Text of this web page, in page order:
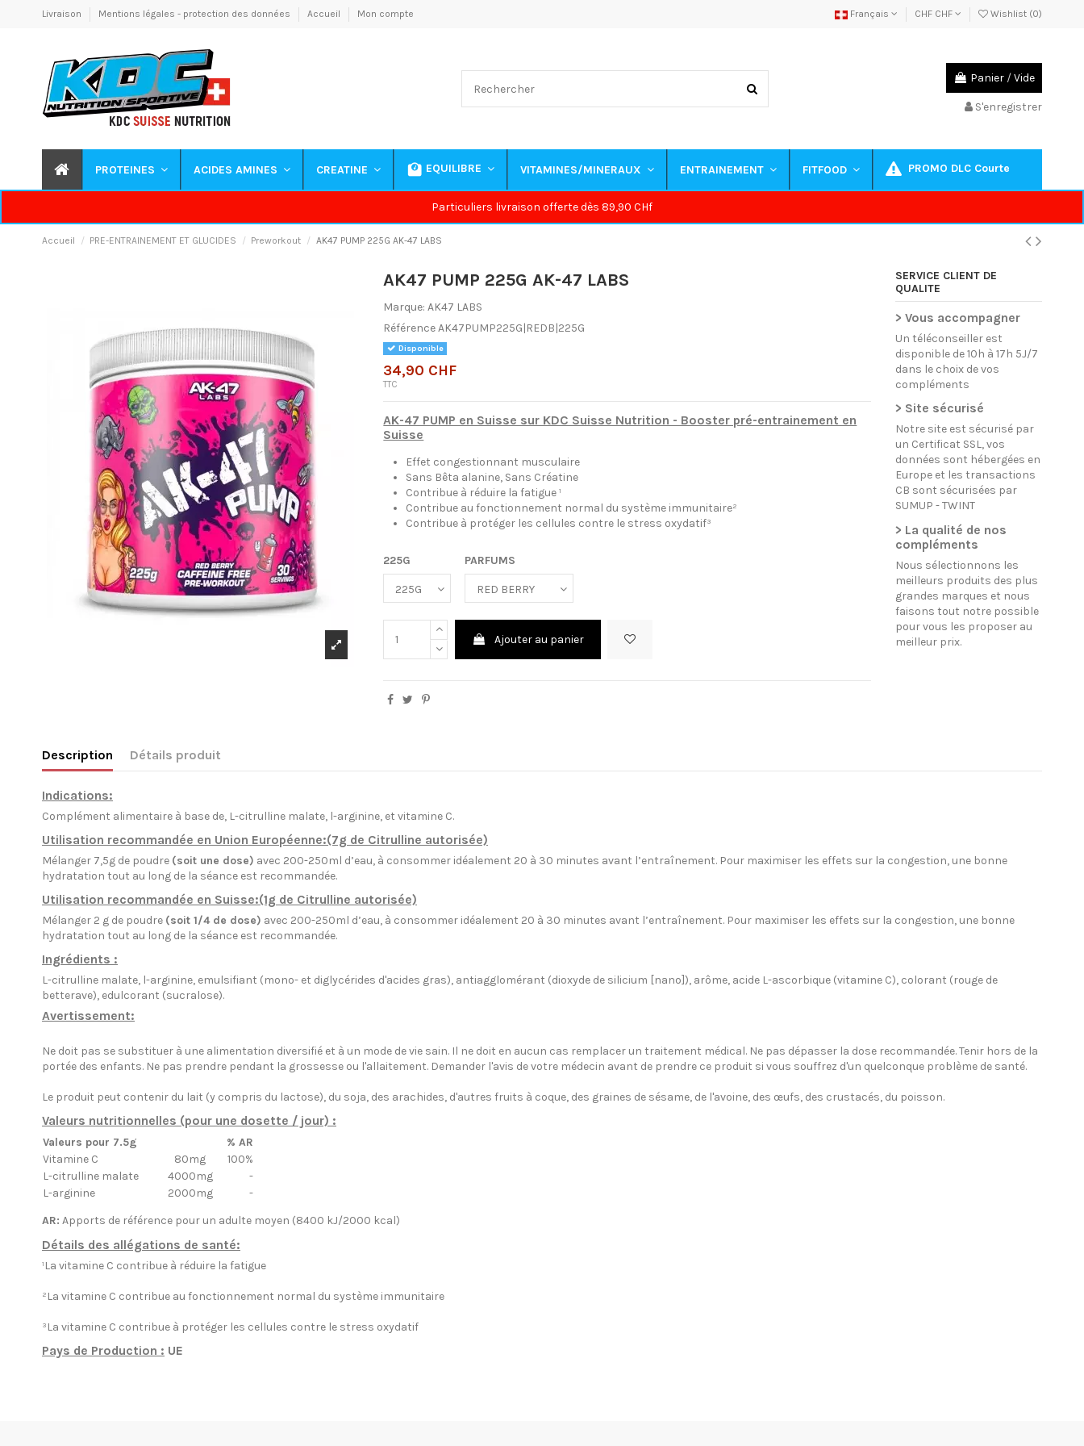
Livraison Mentions légales - protection des données Accueil Mon compte Français CHF CHF Wishlist (0)
Panier /Vide
S'enregistrer
PROTEINES ACIDES AMINES CREATINE EQUILIBRE VITAMINES/MINERAUX ENTRAINEMENT FITFOOD PROMO DLC Courte
Particuliers livraison offerte dès 89,90 CHf
Accueil PRE-ENTRAINEMENT ET GLUCIDES Preworkout AK47 PUMP 225G AK-47 LABS
AK47 PUMP 225G AK-47 LABS
Marque: AK47 LABS
RéférenceAK47PUMP225G|REDB|225G
Disponible
34,90 CHF
TTC
AK-47 PUMP en Suisse sur KDC Suisse Nutrition - Booster pré-entrainement en
Suisse
Effet congestionnant musculaire
Sans Bêta alanine, Sans Créatine
Contribue à réduire la fatigue ¹
Contribue au fonctionnement normal du système immunitaire²
Contribue à protéger les cellules contre le stress oxydatif³
225G PARFUMS
Ajouter au panier
SERVICE CLIENT DE
QUALITE
> Vous accompagner
Un téléconseiller est
disponible de 10h à 17h 5J/7
dans le choix de vos
compléments
> Site sécurisé
Notre site est sécurisé par
un Certificat SSL, vos
données sont hébergées en
Europe et les transactions
CB sont sécurisées par
SUMUP - TWINT
> La qualité de nos
compléments
Nous sélectionnons les
meilleurs produits des plus
grandes marques et nous
faisons tout notre possible
pour vous les proposer au
meilleur prix.
Description Détails produit
Indications:
Complément alimentaire à base de, L-citrulline malate, l-arginine, et vitamine C.
Utilisation recommandée en Union Européenne:(7g de Citrulline autorisée)
Mélanger 7,5g de poudre (soit une dose) avec 200-250ml d’eau, à consommer idéalement 20 à 30 minutes avant l’entraînement. Pour maximiser les effets sur la congestion, une bonne
hydratation tout au long de la séance est recommandée.
Utilisation recommandée en Suisse:(1g de Citrulline autorisée)
Mélanger 2 g de poudre (soit 1/4 de dose) avec 200-250ml d’eau, à consommer idéalement 20 à 30 minutes avant l’entraînement. Pour maximiser les effets sur la congestion, une bonne
hydratation tout au long de la séance est recommandée.
Ingrédients :
L-citrulline malate, l-arginine, emulsifiant (mono- et diglycérides d'acides gras), antiagglomérant (dioxyde de silicium [nano]), arôme, acide L-ascorbique (vitamine C), colorant (rouge de
betterave), edulcorant (sucralose).
Avertissement:
Ne doit pas se substituer à une alimentation diversifié et à un mode de vie sain. Il ne doit en aucun cas remplacer un traitement médical. Ne pas dépasser la dose recommandée. Tenir hors de la
portée des enfants. Ne pas prendre pendant la grossesse ou l'allaitement. Demander l'avis de votre médecin avant de prendre ce produit si vous souffrez d'un quelconque problème de santé.
Le produit peut contenir du lait (y compris du lactose), du soja, des arachides, d'autres fruits à coque, des graines de sésame, de l'avoine, des œufs, des crustacés, du poisson.
Valeurs nutritionnelles (pour une dosette / jour) :
Valeurs pour 7.5g
% AR
Vitamine C
80mg
100%
L-citrulline malate
4000mg
-
L-arginine
2000mg
-
AR: Apports de référence pour un adulte moyen (8400 kJ/2000 kcal)
Détails des allégations de santé:
¹La vitamine C contribue à réduire la fatigue
²La vitamine C contribue au fonctionnement normal du système immunitaire
³La vitamine C contribue à protéger les cellules contre le stress oxydatif
Pays de Production : UE